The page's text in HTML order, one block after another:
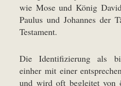
wie Mose und König
Paulus und Johannes der
Testament.
Die Identifizierung als
einher mit einer
und wird oft begleitet von